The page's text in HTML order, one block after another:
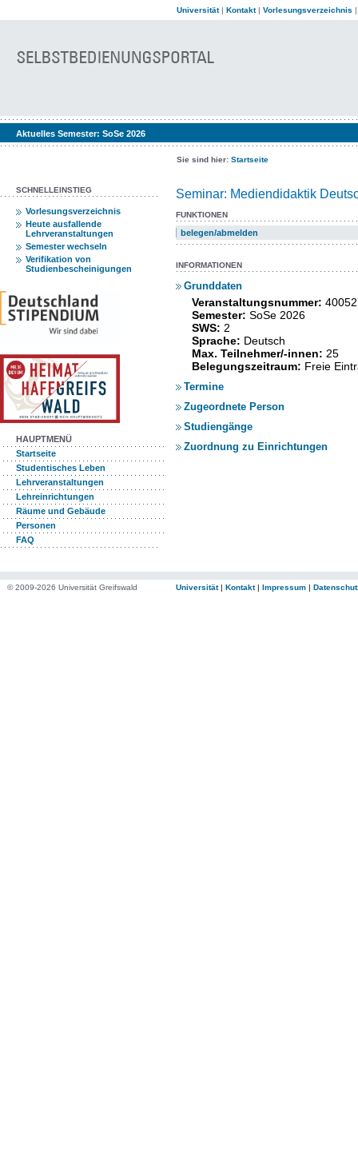
Universität| Kontakt| Vorlesungsverzeichnis
Aktuelles Semester: SoSe 2026
Sie sind hier: Startseite
SCHNELLEINSTIEG
Vorlesungsverzeichnis
Heute ausfallende
Lehrveranstaltungen
Semester wechseln
Verifikation von
Studienbescheinigungen
HAUPTMENÜ
Startseite
Studentisches Leben
Lehrveranstaltungen
Lehreinrichtungen
Räume und Gebäude
Personen
FAQ
Seminar: Mediendidaktik
FUNKTIONEN
belegen/abmelden
INFORMATIONEN
Grunddaten
Veranstaltungsnummer:
Semester: SoSe 2026
SWS: 2
Sprache: Deutsch
Max. Teilnehmer/-innen: 25
Belegungszeitraum: Freie
Termine
Zugeordnete Person
Studiengänge
Zuordnung zu Einrichtungen
© 2009-2026 Universität Greifswald Universität| Kontakt| Impressum |